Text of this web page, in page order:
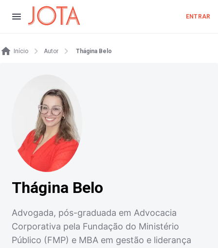
ENTRAR
Início Autor Thágina Belo
Thágina Belo
Advogada, pós-graduada em Advocacia
Corporativa pela Fundação do Ministério
Público (FMP) e MBA em gestão e liderança